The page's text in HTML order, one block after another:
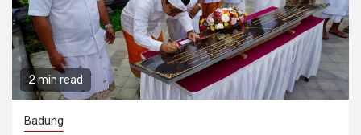
2 min read
Badung